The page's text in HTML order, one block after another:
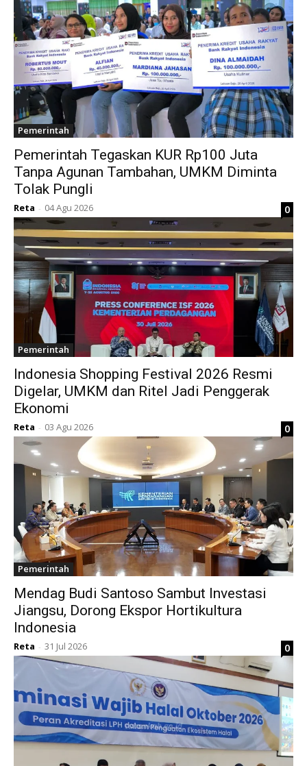
Pemerintah
Pemerintah Tegaskan KUR Rp100 Juta
Tanpa Agunan Tambahan, UMKM Diminta
Tolak Pungli
Reta - 04 Agu 2026 0
Pemerintah
Indonesia Shopping Festival 2026 Resmi
Digelar, UMKM dan Ritel Jadi Penggerak
Ekonomi
Reta - 03 Agu 2026 0
Pemerintah
Mendag Budi Santoso Sambut Investasi
Jiangsu, Dorong Ekspor Hortikultura
Indonesia
Reta - 31 Jul 2026 0